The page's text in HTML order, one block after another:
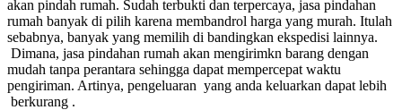
akan pindah rumah. Sudah terbukti dan terpercaya, jasa pindahan
rumah banyak di pilih karena membandrol harga yang murah. Itulah
sebabnya, banyak yang memilih di bandingkan ekspedisi lainnya.
Dimana, jasa pindahan rumah akan mengirimkn barang dengan
mudah tanpa perantara sehingga dapat mempercepat waktu
pengiriman. Artinya, pengeluaran yang anda keluarkan dapat lebih
berkurang .